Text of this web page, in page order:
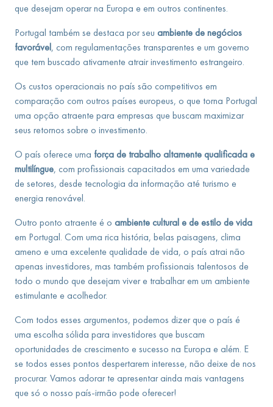
que desejam operar na Europa e em outros continentes.
Portugal também se destaca por seu ambiente de negócios
favorável, com regulamentações transparentes e um governo
que tem buscado ativamente atrair investimento estrangeiro.
Os custos operacionais no país são competitivos em
comparação com outros países europeus, o que torna Portugal
uma opção atraente para empresas que buscam maximizar
seus retornos sobre o investimento.
O país oferece uma força de trabalho altamente qualificada e
multilíngue, com profissionais capacitados em uma variedade
de setores, desde tecnologia da informação até turismo e
energia renovável.
Outro ponto atraente é o ambiente cultural e de estilo de vida
em Portugal. Com uma rica história, belas paisagens, clima
ameno e uma excelente qualidade de vida, o país atrai não
apenas investidores, mas também profissionais talentosos de
todo o mundo que desejam viver e trabalhar em um ambiente
estimulante e acolhedor.
Com todos esses argumentos, podemos dizer que o país é
uma escolha sólida para investidores que buscam
oportunidades de crescimento e sucesso na Europa e além. E
se todos esses pontos despertarem interesse, não deixe de nos
procurar. Vamos adorar te apresentar ainda mais vantagens
que só o nosso país-irmão pode oferecer!